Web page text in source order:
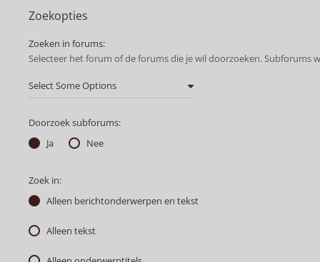
Zoekopties
Zoeken in forums:
Selecteer het forum of de forums die je wil doorzoeken.
Doorzoek subforums:
Ja
Nee
Zoek in:
Alleen berichtonderwerpen en tekst
Alleen tekst